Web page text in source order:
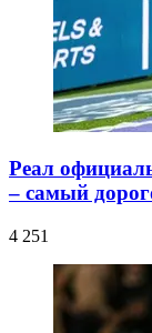
Реал
– самый
4 251